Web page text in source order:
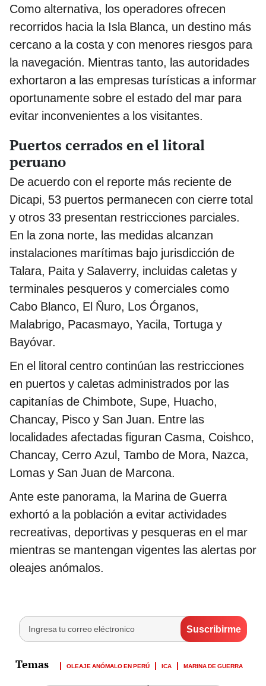
Como alternativa, los operadores ofrecen
recorridos hacia la Isla Blanca, un destino más
cercano a la costa y con menores riesgos para
la navegación. Mientras tanto, las autoridades
exhortaron a las empresas turísticas a informar
oportunamente sobre el estado del mar para
evitar inconvenientes a los visitantes.
Puertos cerrados en el litoral
peruano
De acuerdo con el reporte más reciente de
Dicapi, 53 puertos permanecen con cierre total
y otros 33 presentan restricciones parciales.
En la zona norte, las medidas alcanzan
instalaciones marítimas bajo jurisdicción de
Talara, Paita y Salaverry, incluidas caletas y
terminales pesqueros y comerciales como
Cabo Blanco, El Ñuro, Los Órganos,
Malabrigo, Pacasmayo, Yacila, Tortuga y
Bayóvar.
En el litoral centro continúan las restricciones
en puertos y caletas administrados por las
capitanías de Chimbote, Supe, Huacho,
Chancay, Pisco y San Juan. Entre las
localidades afectadas figuran Casma, Coishco,
Chancay, Cerro Azul, Tambo de Mora, Nazca,
Lomas y San Juan de Marcona.
Ante este panorama, la Marina de Guerra
exhortó a la población a evitar actividades
recreativas, deportivas y pesqueras en el mar
mientras se mantengan vigentes las alertas por
oleajes anómalos.
OLEAJE ANÓMALO EN PERÚ ICA MARINA DE GUERRA